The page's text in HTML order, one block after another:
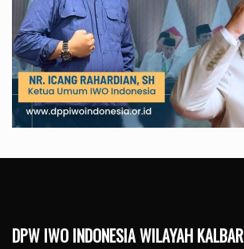
DPW IWO INDONESIA WILAYAH KALBAR